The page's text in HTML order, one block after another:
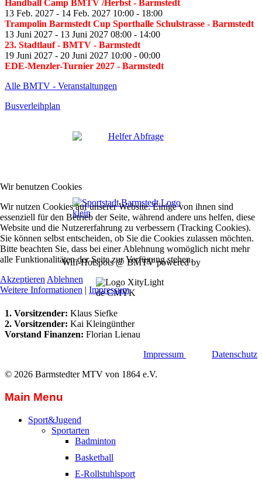
Handball Camp BMTV /Herbst - Barmstedt
13 Feb. 2027 - 14 Feb. 2027 10:00 - 18:00
Trampolin Barmstedt Cup Sporthalle Schulstrasse - Barmstedt
13 Juni 2027 - 13 Juni 2027 08:00 - 14:00
23. Stadtlauf - BMTV - Barmstedt
19 Juni 2027 - 20 Juni 2027 10:00 - 00:00
EDE-Menzler-Turnier 2027 - Barmstedt
Alle BMTV - Veranstaltungen
Busverleihplan
Wifi-Hotspots @ BMTV powered by
1. Vorsitzender: Klaus Siefke
2. Vorsitzender: Kai Kleingünther
Vorstand Finanzen: Florian Lienau
Impressum
Datenschutz
© 2026 Barmstedter MTV von 1864 e.V.
Main Menu
Sport&Jugend
Sportarten
Badminton
Basketball
E-Rollstuhlsport
Wir benutzen Cookies
Wir nutzen Cookies auf unserer Website. Einige von ihnen sind
essenziell für den Betrieb der Seite, während andere uns helfen, diese
Website und die Nutzererfahrung zu verbessern (Tracking Cookies).
Sie können selbst entscheiden, ob Sie die Cookies zulassen möchten.
Bitte beachten Sie, dass bei einer Ablehnung womöglich nicht mehr
alle Funktionalitäten der Seite zur Verfügung stehen.
Akzeptieren Ablehnen
Weitere Informationen | Impressum